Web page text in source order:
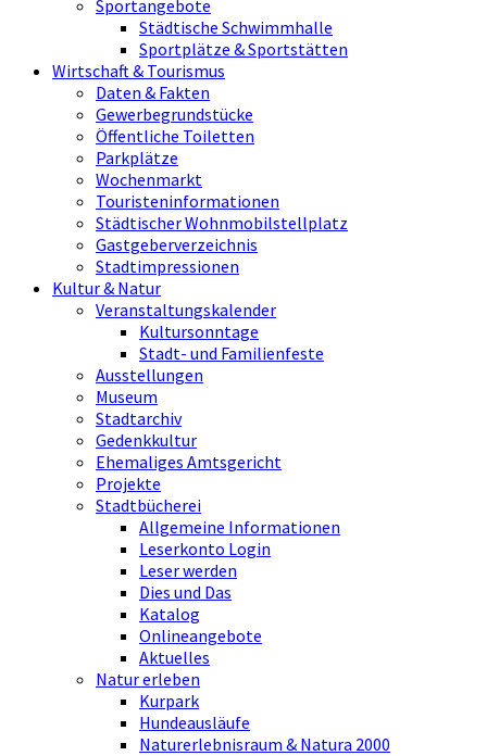
Sportangebote
Städtische Schwimmhalle
Sportplätze & Sportstätten
Wirtschaft & Tourismus
Daten & Fakten
Gewerbegrundstücke
Öffentliche Toiletten
Parkplätze
Wochenmarkt
Touristeninformationen
Städtischer Wohnmobilstellplatz
Gastgeberverzeichnis
Stadtimpressionen
Kultur & Natur
Veranstaltungskalender
Kultursonntage
Stadt- und Familienfeste
Ausstellungen
Museum
Stadtarchiv
Gedenkkultur
Ehemaliges Amtsgericht
Projekte
Stadtbücherei
Allgemeine Informationen
Leserkonto Login
Leser werden
Dies und Das
Katalog
Onlineangebote
Aktuelles
Natur erleben
Kurpark
Hundeausläufe
Naturerlebnisraum & Natura 2000